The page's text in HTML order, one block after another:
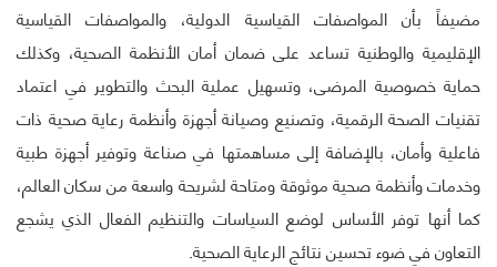
مضيفاً بأن المواصفات القياسية الدولية، والمواصفات القياسية
الإقليمية والوطنية تساعد على ضمان أمان الأنظمة الصحية، وكذلك
حماية خصوصية المرضى، وتسهيل عملية البحث والتطوير في اعتماد
تقنيات الصحة الرقمية، وتصنيع وصيانة أجهزة وأنظمة رعاية صحية ذات
فاعلية وأمان، بالإضافة إلى مساهمتها في صناعة وتوفير أجهزة طبية
وخدمات وأنظمة صحية موثوقة ومتاحة لشريحة واسعة من سكان العالم،
كما أنها توفر الأساس لوضع السياسات والتنظيم الفعال الذي يشجع
التعاون في ضوء تحسين نتائج الرعاية الصحية.